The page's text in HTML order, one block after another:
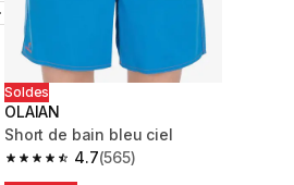
Soldes
OLAIAN
Short de bain bleu ciel
4.7
4.7 out of 5 stars from 565 reviews
(565)